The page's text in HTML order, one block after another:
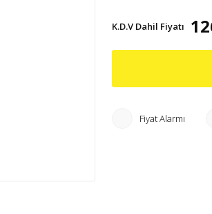
K.D.V Dahil Fiyatı
Fiyat Alarmı